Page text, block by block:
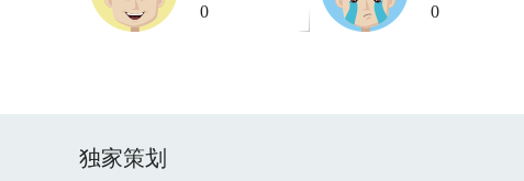
0 0
独家策划